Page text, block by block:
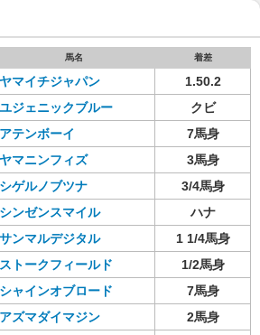
馬名 着差
ヤマイチジャパン
1.50.2
ユジェニックブルー
クビ
アテンボーイ
7馬身
ヤマニンフィズ
3馬身
シゲルノブツナ
3/4馬身
シンゼンスマイル
ハナ
サンマルデジタル
1 1/4馬身
ストークフィールド
1/2馬身
シャインオブロード
7馬身
アズマダイマジン
2馬身